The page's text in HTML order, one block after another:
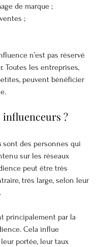
de marque ;
;
n’est pas réservé
Toutes les entreprises,
peuvent bénéficier
influenceurs ?
sont des personnes qui
sur les réseaux
peut être très
très large, selon leur
principalement par la
Cela influe
portée, leur taux